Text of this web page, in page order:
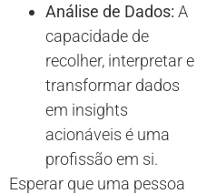
Análise de Dados: A
capacidade de
recolher, interpretar e
transformar dados
em insights
acionáveis é uma
profissão em si.
Esperar que uma pessoa